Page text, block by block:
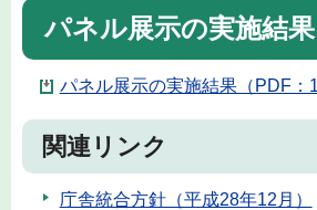
パネル展示の実施結果
パネル展示の実施結果（PDF：
関連リンク
庁舎統合方針（平成28年12月）